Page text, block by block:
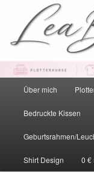
primären
springen
sekundären
springen
Bielefeld
HauptmenüÜber mich
Bedruckte Kissen
Geburtsrahmen/
Shirt Design 0 €